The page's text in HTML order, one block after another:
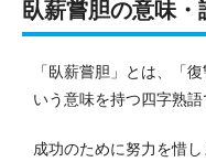
臥薪嘗胆の意味・
「臥薪嘗胆」とは、「
いう意味を持つ四字熟語
成功のために努力を惜